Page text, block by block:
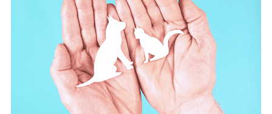
被紹介者への連絡、及び当社と取引のあるもしくは委託を受
けている保険会社・提携会社の保険その他に関する情報を提
供し、金融商品等の契約を勧奨するため
アンケートやキャンペーン等の実施のため
上記に係る連絡・手続き・管理等付帯業務を行うため
5.通話録音にて取得する情報
電話対応の品質向上およびお問合せ内容の正確な把握のため